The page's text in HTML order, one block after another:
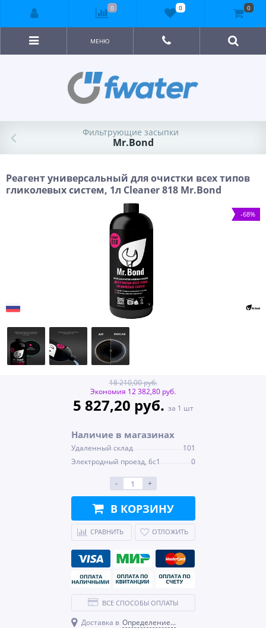
МЕНЮ
Фильтрующие засыпки
Mr.Bond
Реагент универсальный для очистки всех типов
гликолевых систем, 1л Cleaner 818 Mr.Bond
-68%
18 210,00 руб.
Экономия 12 382,80 руб.
5 827,20 руб. за 1 шт
Наличие в магазинах
Удаленный склад
101
Электродный проезд, 6с1
0
- +
В КОРЗИНУ
СРАВНИТЬ ОТЛОЖИТЬ
ВСЕ СПОСОБЫ ОПЛАТЫ
Доставка в Определение...
0 0 0